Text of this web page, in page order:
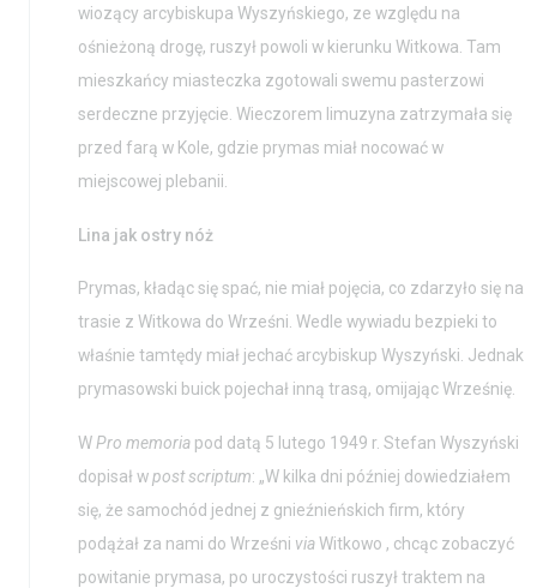
Kontakt i Zespół
BIP
Projekty
Wolontariat
Pawła II
wiozący arcybiskupa Wyszyńskiego, ze względu na
ośnieżoną drogę, ruszył powoli w kierunku Witkowa. Tam
mieszkańcy miasteczka zgotowali swemu pasterzowi
serdeczne przyjęcie. Wieczorem limuzyna zatrzymała się
przed farą w Kole, gdzie prymas miał nocować w
miejscowej plebanii.
Lina jak ostry nóż
Prymas, kładąc się spać, nie miał pojęcia, co zdarzyło się na
trasie z Witkowa do Wrześni. Wedle wywiadu bezpieki to
właśnie tamtędy miał jechać arcybiskup Wyszyński. Jednak
prymasowski buick pojechał inną trasą, omijając Wrześnię.
WPro memoria pod datą 5 lutego 1949 r. Stefan Wyszyński
dopisał wpost scriptum: „W kilka dni później dowiedziałem
się, że samochód jednej z gnieźnieńskich firm, który
podążał za nami do Wrześni viaWitkowo , chcąc zobaczyć
powitanie prymasa, po uroczystości ruszył traktem na